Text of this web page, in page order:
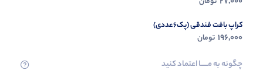
کراپ بافت فندقی (پک6عددی)
196,000 تومان
چگونه به مــــــا اعتماد کنید